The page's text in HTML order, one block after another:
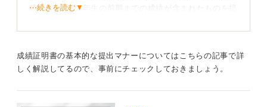
績と、大学院1年生の前期までの成績が含まれたものを提
時期があったことを伝えたり、学会発表や論文などのア
ピールできることをアピールするなどをおこなってみた
ただ、成績が良くなかったからといって、企業は成績で
⋯続きを読む▼
成績証明書の基本的な提出マナーについてはこちらの記事で詳
しく解説してるので、事前にチェックしておきましょう。